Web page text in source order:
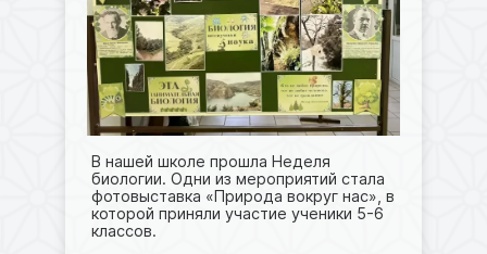
В нашей школе прошла Неделя
биологии. Одни из мероприятий стала
фотовыставка «Природа вокруг нас», в
которой приняли участие ученики 5-6
классов.